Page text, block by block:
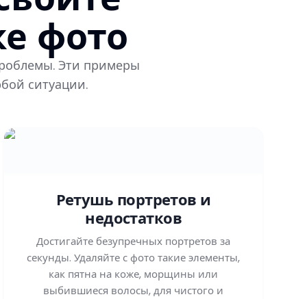
фото
Эти примеры
ситуации.
Ретушь портретов и
недостатков
Достигайте безупречных портретов за
секунды. Удаляйте с фото такие элементы,
как пятна на коже, морщины или
выбившиеся волосы, для чистого и